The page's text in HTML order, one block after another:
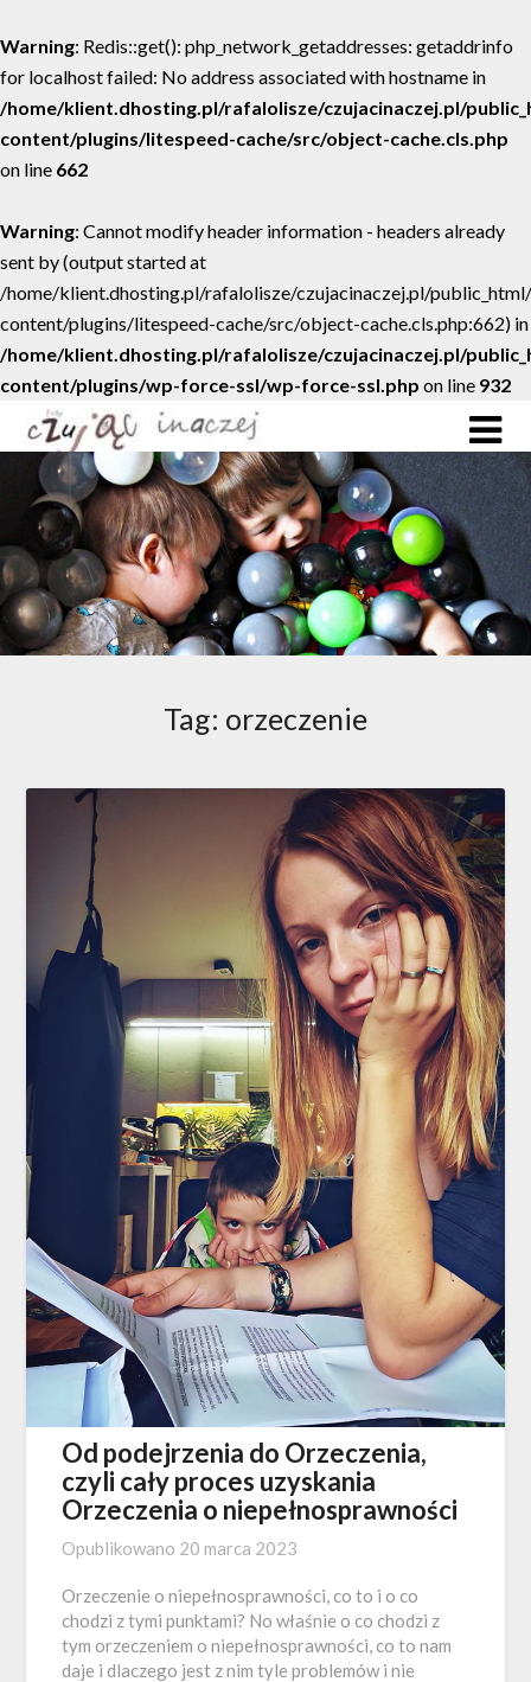
Warning: Redis::get(): php_network_getaddresses: getaddrinfo
for localhost failed: No address associated with hostname in
/home/klient.dhosting.pl/rafalolisze/czujacinaczej.pl/
content/plugins/litespeed-cache/src/object-cache.cls.php
on line 662
Warning: Cannot modify header information - headers already
sent by (output started at
/home/klient.dhosting.pl/rafalolisze/czujacinaczej.pl/
content/plugins/litespeed-cache/src/object-cache.cls.php:662) in
/home/klient.dhosting.pl/rafalolisze/czujacinaczej.pl/
content/plugins/wp-force-ssl/wp-force-ssl.php on line 932
Tag: orzeczenie
Od podejrzenia do Orzeczenia,
czyli cały proces uzyskania
Orzeczenia o niepełnosprawności
Opublikowano 20 marca 2023
Orzeczenie o niepełnosprawności, co to i o co
chodzi z tymi punktami? No właśnie o co chodzi z
tym orzeczeniem o niepełnosprawności, co to nam
daje i dlaczego jest z nim tyle problemów i nie